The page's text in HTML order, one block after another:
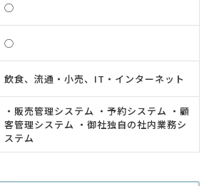
◯
◯
飲食、流通・小売、IT・インターネット
・販売管理システム ・予約システム ・顧
客管理システム ・御社独自の社内業務シ
ステム